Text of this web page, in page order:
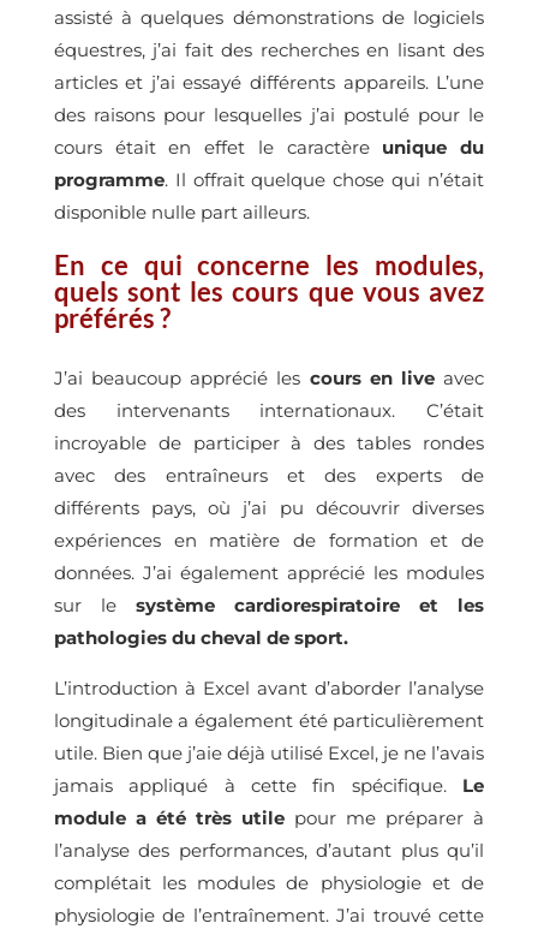
assisté à quelques démonstrations de logiciels
équestres, j’ai fait des recherches en lisant des
articles et j’ai essayé différents appareils. L’une
des raisons pour lesquelles j’ai postulé pour le
cours était en effet le caractère unique du
programme. Il offrait quelque chose qui n’était
disponible nulle part ailleurs.
En ce qui concerne les modules,
quels sont les cours que vous avez
préférés ?
J’ai beaucoup apprécié les cours en live avec
des intervenants internationaux. C’était
incroyable de participer à des tables rondes
avec des entraîneurs et des experts de
différents pays, où j’ai pu découvrir diverses
expériences en matière de formation et de
données. J’ai également apprécié les modules
sur lesystème cardiorespiratoire et les
pathologies du cheval de sport.
L’introduction à Excel avant d’aborder l’analyse
longitudinale a également été particulièrement
utile. Bien que j’aie déjà utilisé Excel, je ne l’avais
jamais appliqué à cette fin spécifique. Le
module a été très utile pour me préparer à
l’analyse des performances, d’autant plus qu’il
complétait les modules de physiologie et de
physiologie de l’entraînement. J’ai trouvé cette